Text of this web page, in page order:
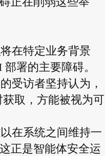
在特定业务背景
署的主要障碍。
受访者坚持认为，
取，方能被视为可
在系统之间维持一
正是智能体安全运